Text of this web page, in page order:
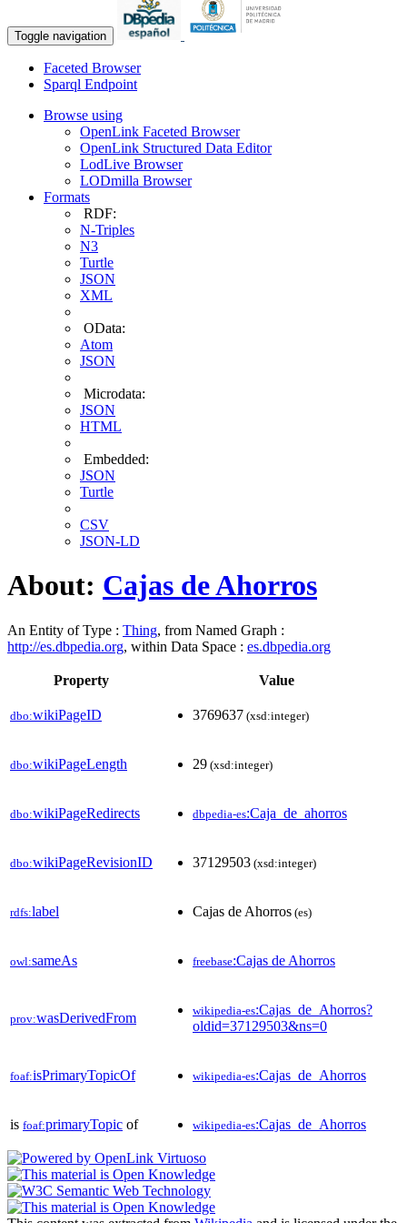
Toggle navigation
Faceted Browser
Sparql Endpoint
Browse using
OpenLink Faceted Browser
OpenLink Structured Data Editor
LodLive Browser
LODmilla Browser
Formats
RDF:
N-Triples
N3
Turtle
JSON
XML
OData:
Atom
JSON
Microdata:
JSON
HTML
Embedded:
JSON
Turtle
CSV
JSON-LD
About: Cajas de Ahorros
An Entity of Type : Thing, from Named Graph :
http://es.dbpedia.org, within Data Space : es.dbpedia.org
Property Value
dbo:wikiPageID 3769637 (xsd:integer)
dbo:wikiPageLength 29 (xsd:integer)
dbo:wikiPageRedirects dbpedia-es:Caja_de_ahorros
dbo:wikiPageRevisionID 37129503 (xsd:integer)
rdfs:label Cajas de Ahorros (es)
owl:sameAs freebase:Cajas de Ahorros
prov:wasDerivedFrom wikipedia-es:Cajas_de_Ahorros?
oldid=37129503&ns=0
foaf:isPrimaryTopicOf wikipedia-es:Cajas_de_Ahorros
is foaf:primaryTopic of wikipedia-es:Cajas_de_Ahorros